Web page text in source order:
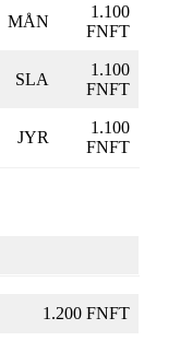
MÅN
1.100
FNFT
SLA
1.100
FNFT
JYR
1.100
FNFT
1.200 FNFT